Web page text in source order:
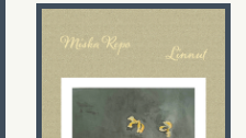
Miska Repo